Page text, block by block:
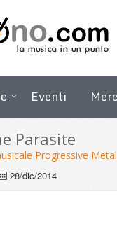
Eventi
Parasite
Progressive
28/dic/2014